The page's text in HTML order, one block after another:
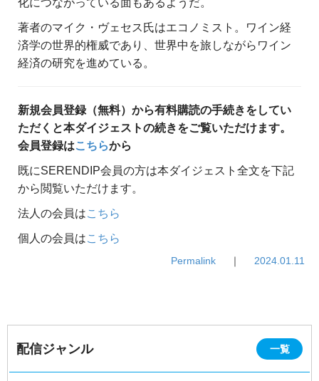
著者のマイク・ヴェセス氏はエコノミスト。ワイン経
済学の世界的権威であり、世界中を旅しながらワイン
経済の研究を進めている。
新規会員登録（無料）から有料購読の手続きをしてい
ただくと本ダイジェストの続きをご覧いただけます。
会員登録はこちらから
既にSERENDIP会員の方は本ダイジェスト全文を下記
から閲覧いただけます。
法人の会員はこちら
個人の会員はこちら
Permalink ｜ 2024.01.11
配信ジャンル 一覧